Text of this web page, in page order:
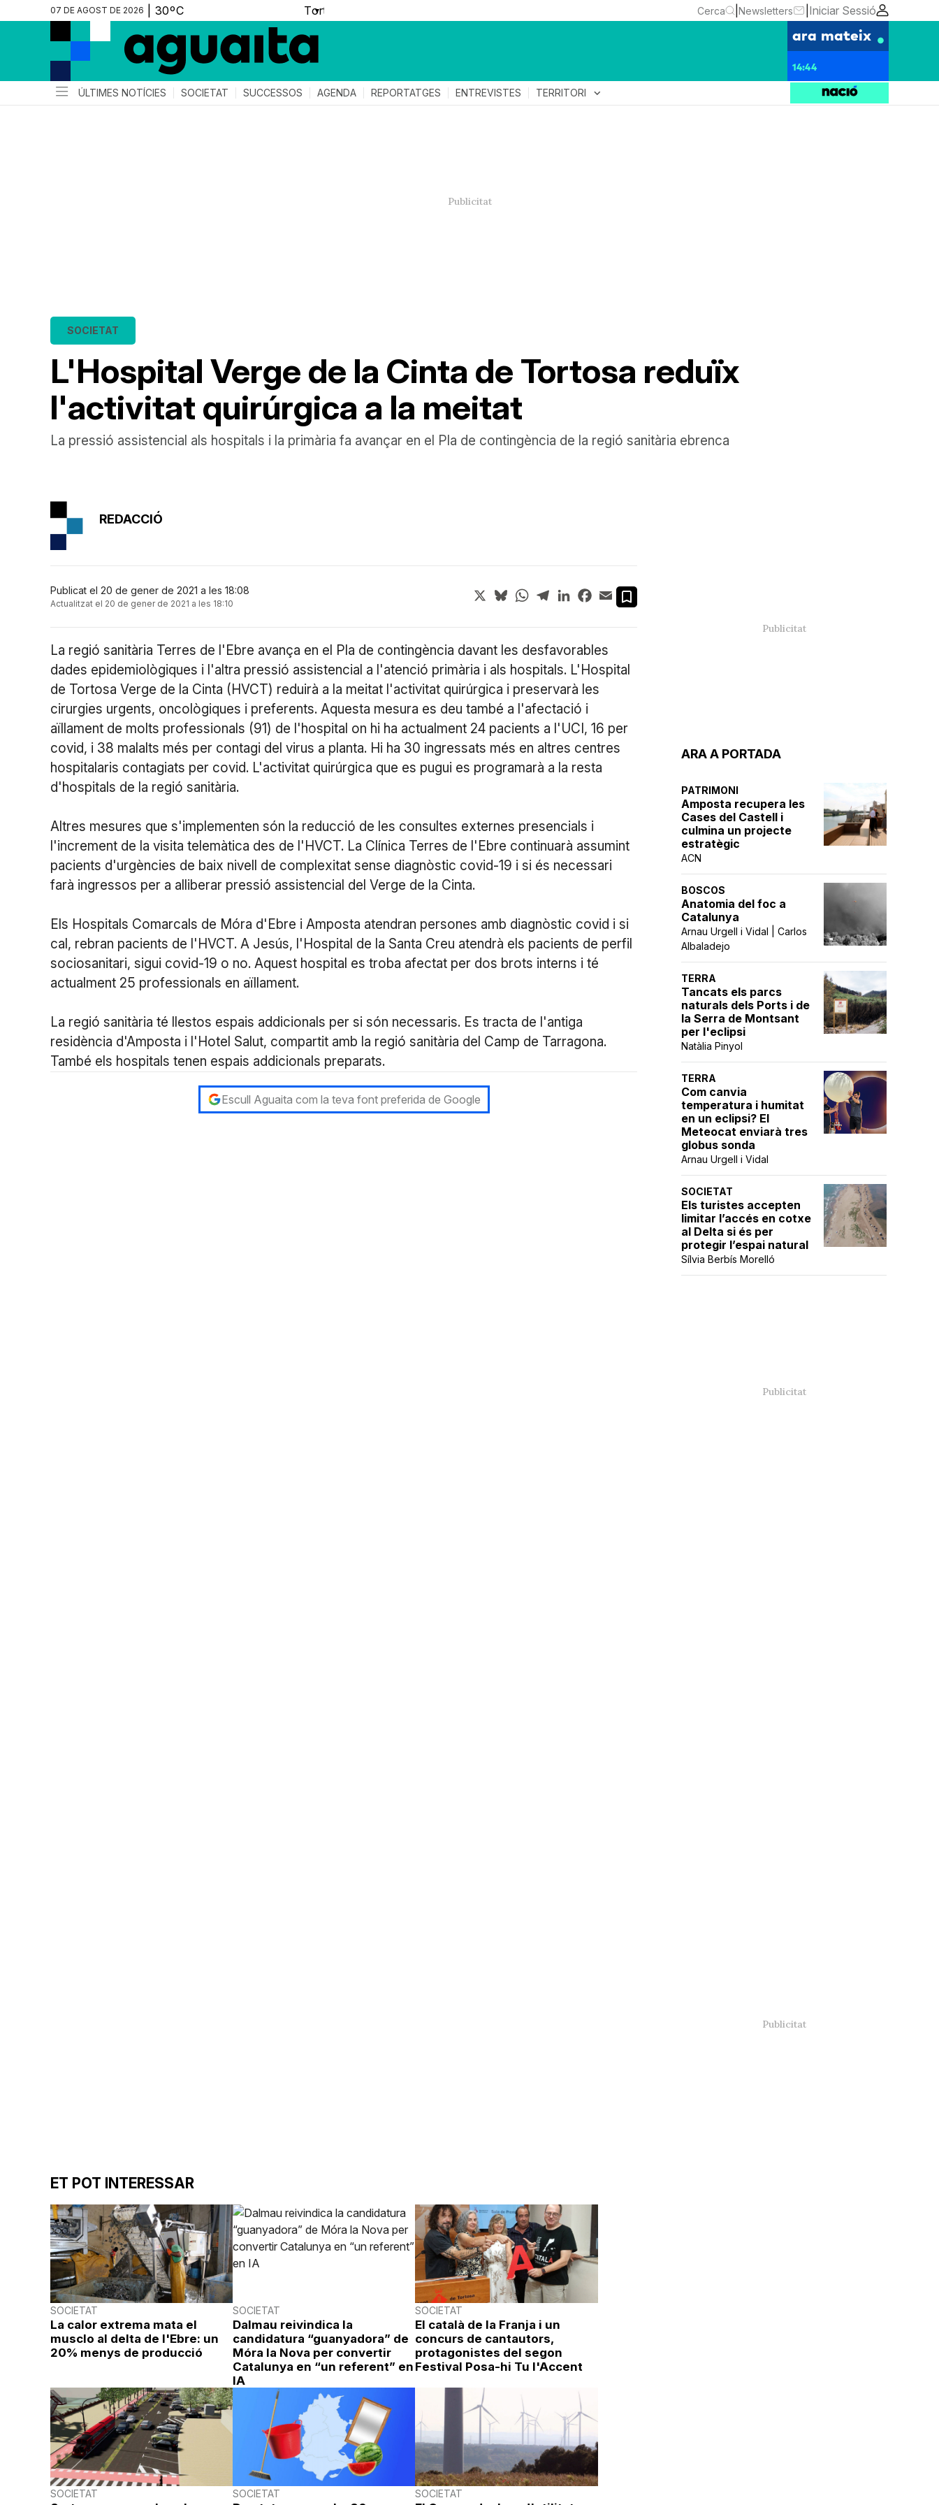
07 DE AGOST DE 2026 ▼ Cerca Newsletters Iniciar Sessió
ara mateix
14:44
ÚLTIMES NOTÍCIES SOCIETAT SUCCESSOS AGENDA REPORTATGES ENTREVISTES TERRITORI expand_more
L'Hospital Verge de la Cinta de Tortosa reduïx
l'activitat quirúrgica a la meitat
SOCIETAT
La pressió assistencial als hospitals i la primària fa avançar en el Pla de contingència de la regió sanitària ebrenca
ARA A PORTADA
PATRIMONI
Amposta recupera les
Cases del Castell i
culmina un projecte
estratègic
ACN
BOSCOS
Anatomia del foc a
Catalunya
Arnau Urgell i Vidal | Carlos
Albaladejo
TERRA
Tancats els parcs
naturals dels Ports i de
la Serra de Montsant
per l'eclipsi
Natàlia Pinyol
TERRA
Com canvia
temperatura i humitat
en un eclipsi? El
Meteocat enviarà tres
globus sonda
Arnau Urgell i Vidal
SOCIETAT
Els turistes accepten
limitar l’accés en cotxe
al Delta si és per
protegir l’espai natural
Sílvia Berbís Morelló
REDACCIÓ
Publicat el 20 de gener de 2021 a les 18:08
Actualitzat el 20 de gener de 2021 a les 18:10
X BlueskyWhatsApp
TelegramLinkedInFacebook
Email
La regió sanitària Terres de l'Ebre avança en el Pla de contingència davant les desfavorables
dades epidemiològiques i l'altra pressió assistencial a l'atenció primària i als hospitals. L'Hospital
de Tortosa Verge de la Cinta (HVCT) reduirà a la meitat l'activitat quirúrgica i preservarà les
cirurgies urgents, oncològiques i preferents. Aquesta mesura es deu també a l'afectació i
aïllament de molts professionals (91) de l'hospital on hi ha actualment 24 pacients a l'UCI, 16 per
covid, i 38 malalts més per contagi del virus a planta. Hi ha 30 ingressats més en altres centres
hospitalaris contagiats per covid. L'activitat quirúrgica que es pugui es programarà a la resta
d'hospitals de la regió sanitària.
Altres mesures que s'implementen són la reducció de les consultes externes presencials i
l'increment de la visita telemàtica des de l'HVCT. La Clínica Terres de l'Ebre continuarà assumint
pacients d'urgències de baix nivell de complexitat sense diagnòstic covid-19 i si és necessari
farà ingressos per a alliberar pressió assistencial del Verge de la Cinta.
Els Hospitals Comarcals de Móra d'Ebre i Amposta atendran persones amb diagnòstic covid i si
cal, rebran pacients de l'HVCT. A Jesús, l'Hospital de la Santa Creu atendrà els pacients de perfil
sociosanitari, sigui covid-19 o no. Aquest hospital es troba afectat per dos brots interns i té
actualment 25 professionals en aïllament.
La regió sanitària té llestos espais addicionals per si són necessaris. Es tracta de l'antiga
residència d'Amposta i l'Hotel Salut, compartit amb la regió sanitària del Camp de Tarragona.
També els hospitals tenen espais addicionals preparats.
Escull Aguaita com la teva font preferida de Google
ET POT INTERESSAR
SOCIETAT
La calor extrema mata el
musclo al delta de l'Ebre: un
20% menys de producció
SOCIETAT
Dalmau reivindica la
candidatura “guanyadora” de
Móra la Nova per convertir
Catalunya en “un referent” en
IA
SOCIETAT
El català de la Franja i un
concurs de cantautors,
protagonistes del segon
Festival Posa-hi Tu l'Accent
SOCIETAT SOCIETAT SOCIETAT